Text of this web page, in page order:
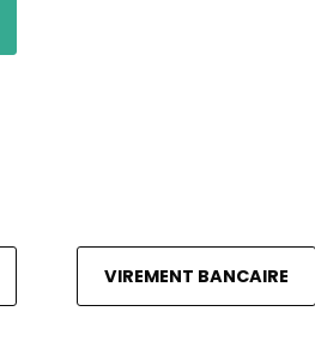
VIREMENT BANCAIRE